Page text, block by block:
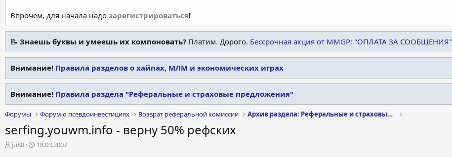
Впрочем, для начала надо зарегистрироваться!
📝 Знаешь буквы и умеешь их компоновать? Платим. Дорого. Бессрочная акция от MMGP: "ОПЛАТА ЗА СООБЩЕНИЯ"
Внимание! Правила разделов о хайпах, МЛМ и экономических играх
Внимание! Правила раздела "Реферальные и страховые предложения"
Форумы Форум о псевдоинвестициях Возврат реферальной комиссии Архив раздела: Реферальные и страховые предложения
serfing.youwm.info - верну 50% рефских
А
ju88
Д
18.03.2007